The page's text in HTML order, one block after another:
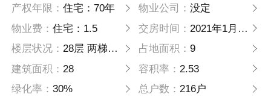
产权年限：住宅：70年 物业公司： 没定
物业费：住宅：1.5 交房时间： 2021年1月31日前
楼层状况：28层 两梯四户 占地面积： 9
建筑面积： 28 容积率： 2.53
绿化率：30% 总户数： 216户